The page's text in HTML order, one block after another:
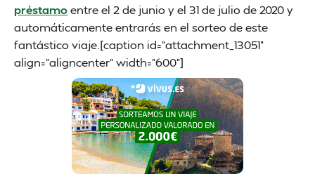
préstamoentre el 2 de junio y el 31 de julio de 2020 y
automáticamente entrarás en el sorteo de este
fantástico viaje.[caption id="attachment_13051"
align="aligncenter" width="600"]